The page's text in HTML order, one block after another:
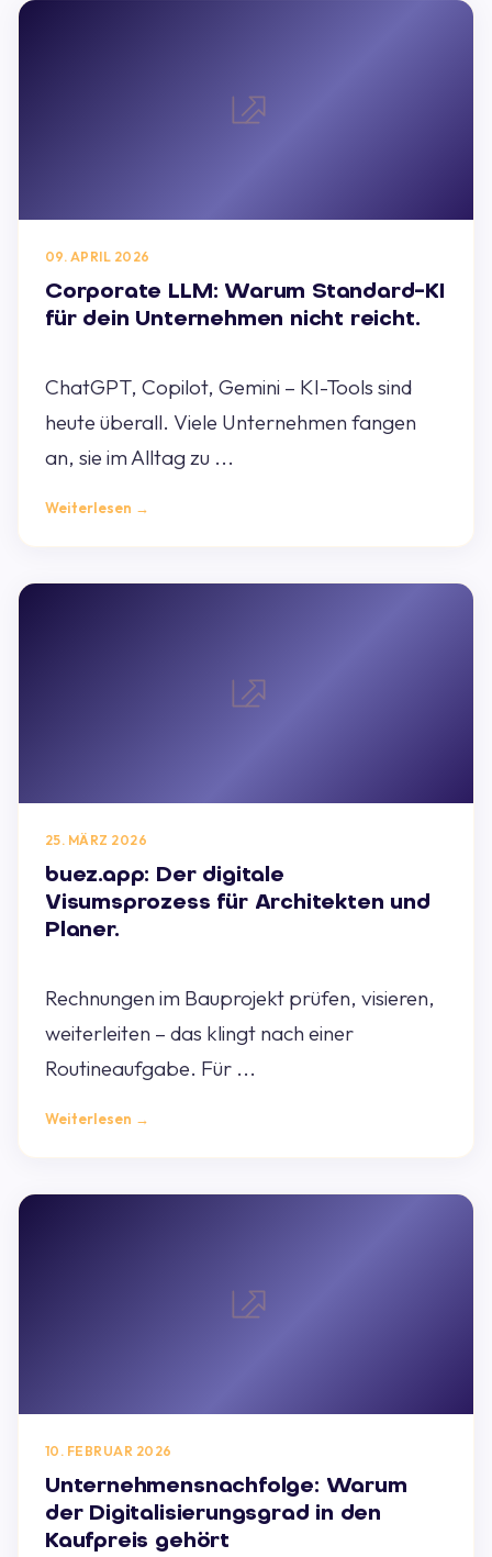
09. APRIL 2026
Corporate LLM: Warum Standard-KI
für dein Unternehmen nicht reicht.
ChatGPT, Copilot, Gemini – KI-Tools sind
heute überall. Viele Unternehmen fangen
an, sie im Alltag zu ...
Weiterlesen →
25. MÄRZ 2026
buez.app: Der digitale
Visumsprozess für Architekten und
Planer.
Rechnungen im Bauprojekt prüfen, visieren,
weiterleiten – das klingt nach einer
Routineaufgabe. Für ...
Weiterlesen →
10. FEBRUAR 2026
Unternehmensnachfolge: Warum
der Digitalisierungsgrad in den
Kaufpreis gehört